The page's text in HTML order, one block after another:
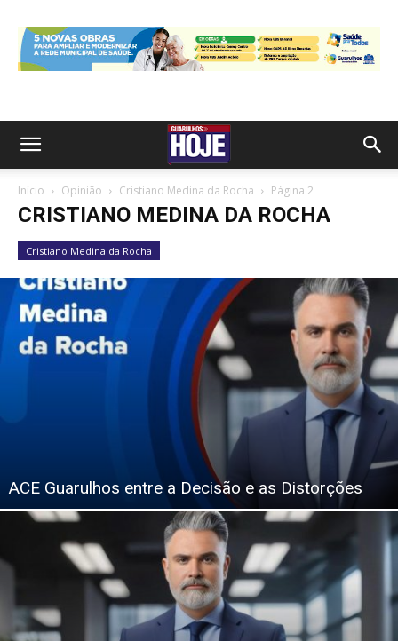
Início Opinião Cristiano Medina da Rocha Página 2
CRISTIANO MEDINA DA ROCHA
Cristiano Medina da Rocha
ACE Guarulhos entre a Decisão e as Distorções